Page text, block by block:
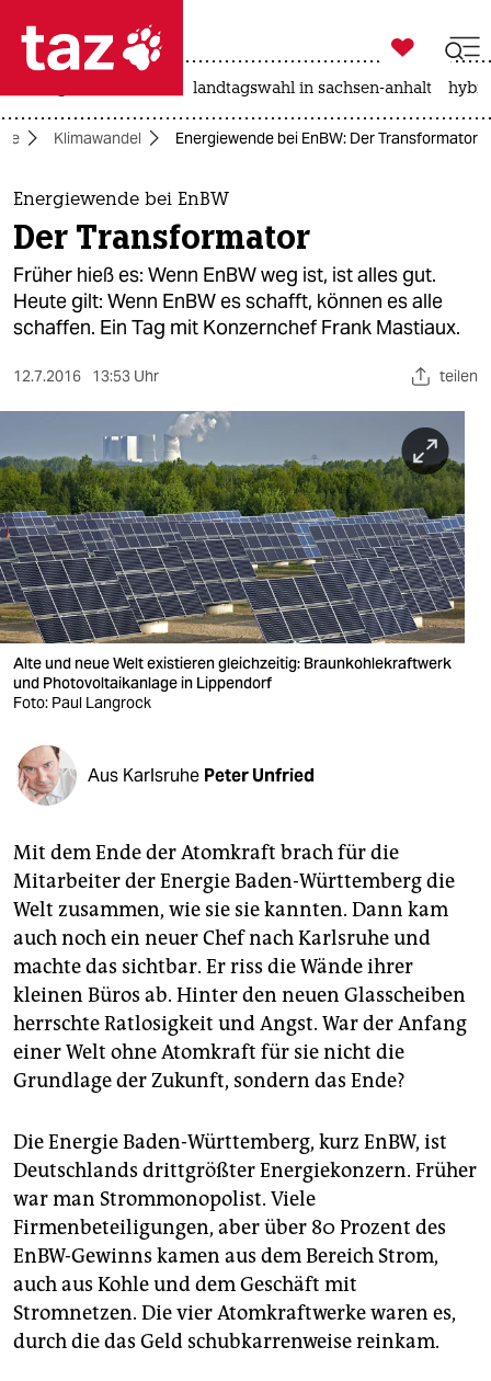
 taz zahl ich
taz zahl ich
themen
politik
öko
berlin
nord
wahrheit
verlag
verlag
shop
fragen & hilfe
unterstützen
abo
genossenschaft
epaper login

taz zahl ich
landtagswahl in sachsen-anhalt
Klimawandel Energiewende bei EnBW: Der Transformator
Energiewende bei EnBW
Der Transformator
Früher hieß es: Wenn EnBW weg ist, ist alles gut.
Heute gilt: Wenn EnBW es schafft, können es alle
schaffen. Ein Tag mit Konzernchef Frank Mastiaux.
12.7.2016 13:53 Uhr teilen
Alte und neue Welt existieren gleichzeitig: Braunkohlekraftwerk
und Photovoltaikanlage in Lippendorf
Foto: Paul Langrock
Aus Karlsruhe Peter Unfried
Mit dem Ende der Atomkraft brach für die
Mitarbeiter der Energie Baden-Württemberg die
Welt zusammen, wie sie sie kannten. Dann kam
auch noch ein neuer Chef nach Karlsruhe und
machte das sichtbar. Er riss die Wände ihrer
kleinen Büros ab. Hinter den neuen Glasscheiben
herrschte Ratlosigkeit und Angst. War der Anfang
einer Welt ohne Atomkraft für sie nicht die
Grundlage der Zukunft, sondern das Ende?
Die Energie Baden-Württemberg, kurz EnBW, ist
Deutschlands drittgrößter Energiekonzern. Früher
war man Strom­monopolist. Viele
Firmenbeteiligungen, aber über 80 Prozent des
EnBW-Gewinns kamen aus dem Bereich Strom,
auch aus Kohle und dem Geschäft mit
Stromnetzen. Die vier Atomkraftwerke waren es,
durch die das Geld schubkarrenweise reinkam.